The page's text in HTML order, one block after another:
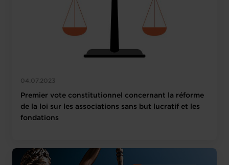
04.07.2023
Premier vote constitutionnel concernant la réforme
de la loi sur les associations sans but lucratif et les
fondations